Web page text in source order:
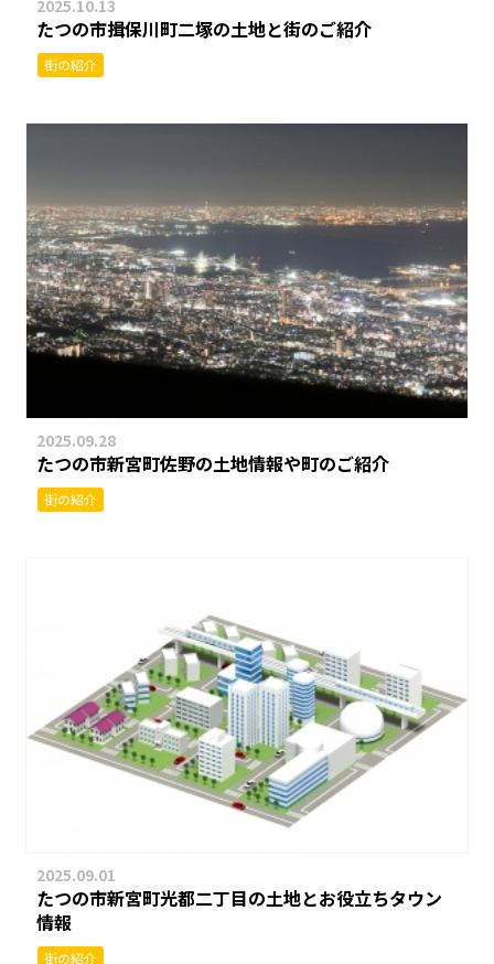
2025.10.13
たつの市揖保川町二塚の土地と街のご紹介
街の紹介
2025.09.28
たつの市新宮町佐野の土地情報や町のご紹介
街の紹介
2025.09.01
たつの市新宮町光都二丁目の土地とお役立ちタウン
情報
街の紹介